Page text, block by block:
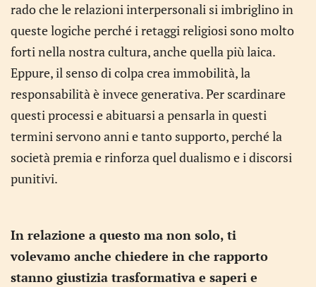
rado che le relazioni interpersonali si imbriglino in
queste logiche perché i retaggi religiosi sono molto
forti nella nostra cultura, anche quella più laica.
Eppure, il senso di colpa crea immobilità, la
responsabilità è invece generativa. Per scardinare
questi processi e abituarsi a pensarla in questi
termini servono anni e tanto supporto, perché la
società premia e rinforza quel dualismo e i discorsi
punitivi.
In relazione a questo ma non solo, ti
volevamo anche chiedere in che rapporto
stanno giustizia trasformativa e saperi e